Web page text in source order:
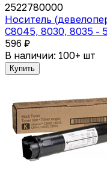
2522780000
Носитель
C8045, 8030, 8035 -
596 ₽
В наличии: 100+ шт
Купить